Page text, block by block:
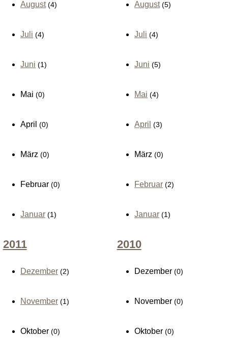
August (4)
Juli (4)
Juni (1)
Mai (0)
April (0)
März (0)
Februar (0)
Januar (1)
August (5)
Juli (4)
Juni (5)
Mai (4)
April (3)
März(0)
Februar (2)
Januar (1)
2011
Dezember (2)
November (1)
Oktober (0)
2010
Dezember(0)
November(0)
Oktober(0)